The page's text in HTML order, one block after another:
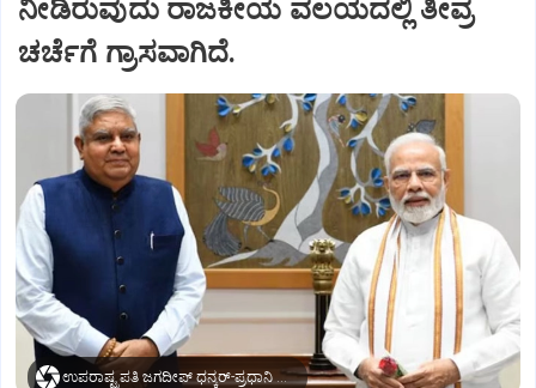
ನೀಡಿರುವುದು ರಾಜಕೀಯ ವಲಯದಲ್ಲಿ ತೀವ್ರ
ಚರ್ಚೆಗೆ ಗ್ರಾಸವಾಗಿದೆ.
ಉಪರಾಷ್ಟ್ರಪತಿ ಜಗದೀಪ್‌ ಧನ್ಕರ್-ಪ್ರಧಾನಿ ಮೋದಿ